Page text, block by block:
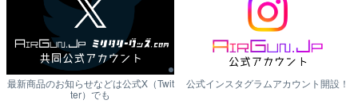
最新商品のお知らせなどは公式X（Twit
ter）でも
公式インスタグラムアカウント開設！